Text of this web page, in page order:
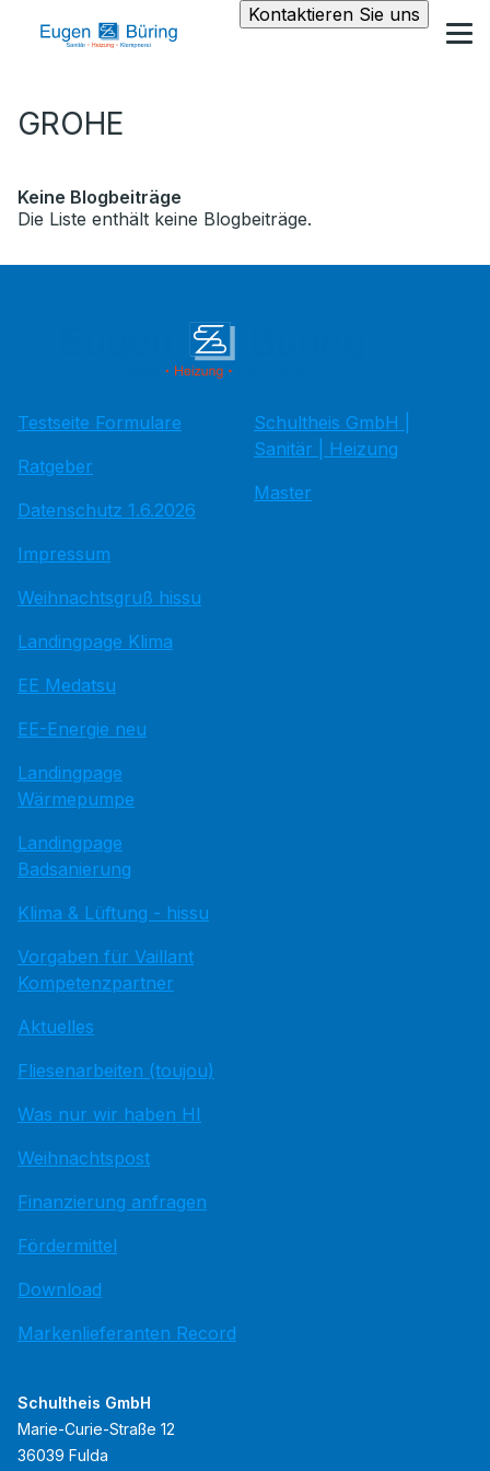
Kontaktieren Sie uns
GROHE
Keine Blogbeiträge
Die Liste enthält keine Blogbeiträge.
Testseite Formulare
Ratgeber
Datenschutz 1.6.2026
Impressum
Weihnachtsgruß hissu
Landingpage Klima
EE Medatsu
EE-Energie neu
Landingpage
Wärmepumpe
Landingpage
Badsanierung
Klima & Lüftung - hissu
Vorgaben für Vaillant
Kompetenzpartner
Aktuelles
Fliesenarbeiten (toujou)
Was nur wir haben HI
Weihnachtspost
Finanzierung anfragen
Fördermittel
Download
Markenlieferanten Record
Schultheis GmbH |
Sanitär | Heizung
Master
Schultheis GmbH
Marie-Curie-Straße 12
36039 Fulda